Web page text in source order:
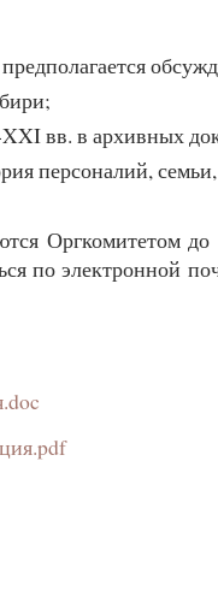
вв. в архивных
персоналий,
Оргкомитетом
по электронной